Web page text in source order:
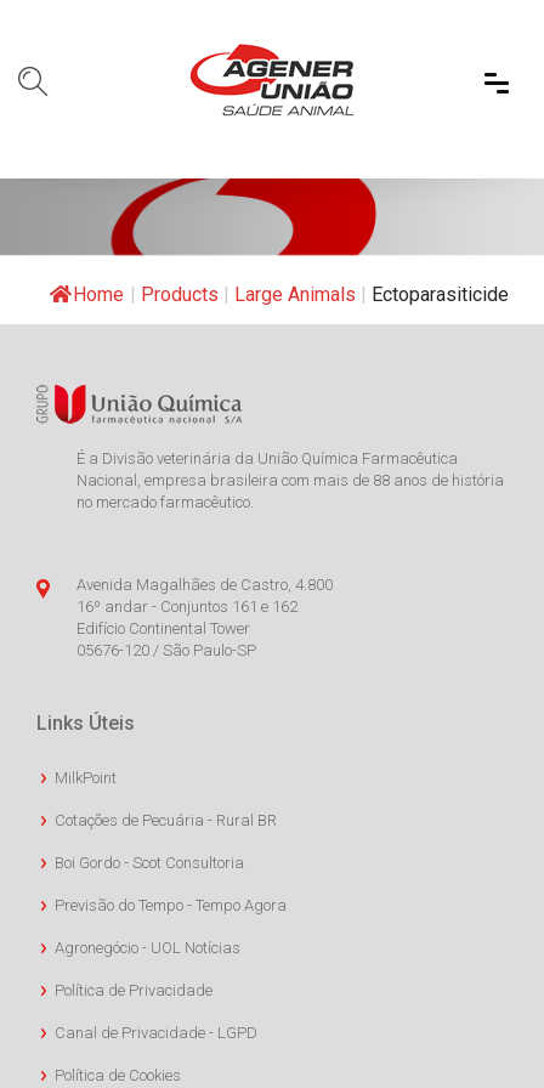
Home | Products | Large Animals | Ectoparasiticide
É a Divisão veterinária da União Química Farmacêutica
Nacional, empresa brasileira com mais de 88 anos de história
no mercado farmacêutico.
Avenida Magalhães de Castro, 4.800
16º andar - Conjuntos 161 e 162
Edifício Continental Tower
05676-120 / São Paulo-SP
Links Úteis
MilkPoint
Cotações de Pecuária - Rural BR
Boi Gordo - Scot Consultoria
Previsão do Tempo - Tempo Agora
Agronegócio - UOL Notícias
Política de Privacidade
Canal de Privacidade - LGPD
Política de Cookies